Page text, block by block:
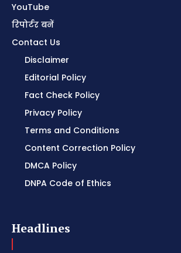
YouTube
रिपोर्टर बनें
Contact Us
Disclaimer
Editorial Policy
Fact Check Policy
Privacy Policy
Terms and Conditions
Content Correction Policy
DMCA Policy
DNPA Code of Ethics
Headlines